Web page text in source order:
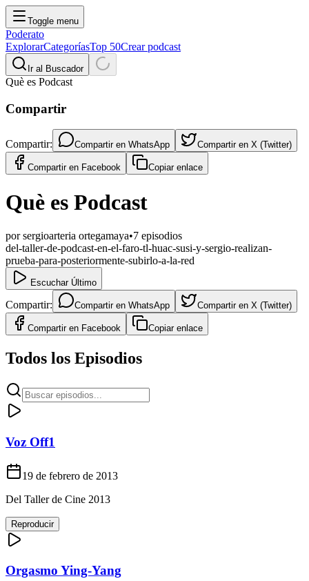
Toggle menu
Poderato
ExplorarCategoríasTop 50Crear podcast
Ir al Buscador
Què es Podcast
Compartir
Compartir: Compartir en WhatsApp Compartir en X (Twitter)
Compartir en Facebook Copiar enlace
Què es Podcast
porsergioarteria ortegamaya•7 episodios
del-taller-de-podcast-en-el-faro-tl-huac-susi-y-sergio-realizan-
prueba-para-posteriormente-subirlo-a-la-red
Escuchar Último
Compartir: Compartir en WhatsApp Compartir en X (Twitter)
Compartir en Facebook Copiar enlace
Todos los Episodios
Voz Off1
19 de febrero de 2013
Del Taller de Cine 2013
Reproducir
Orgasmo Ying-Yang